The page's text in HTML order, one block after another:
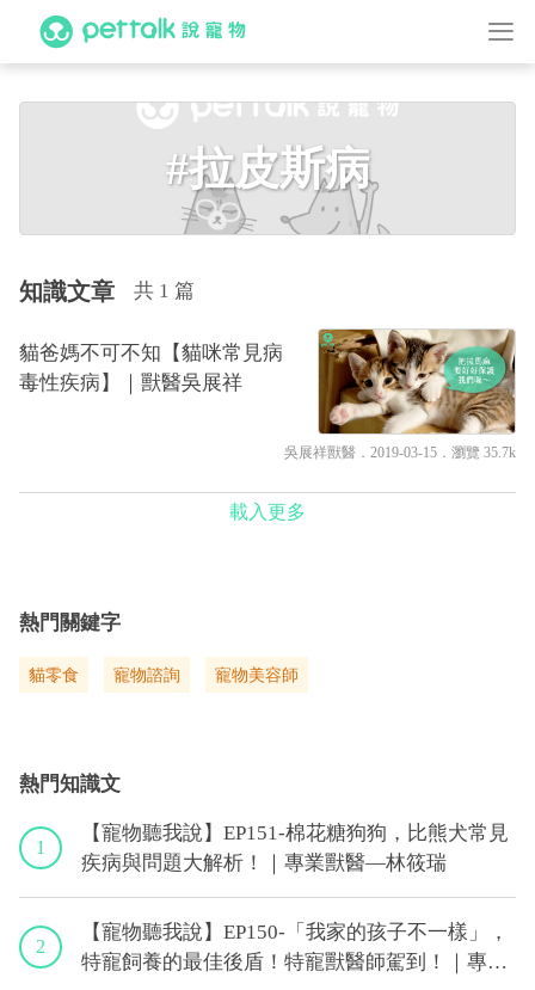
#拉皮斯病
知識文章 共 1 篇
貓爸媽不可不知【貓咪常見病
毒性疾病】｜獸醫吳展祥
吳展祥獸醫 ．2019-03-15． 瀏覽 35.7k
載入更多
熱門關鍵字
貓零食 寵物諮詢 寵物美容師
熱門知識文
1
【寵物聽我說】EP151-棉花糖狗狗，比熊犬常見
疾病與問題大解析！｜專業獸醫—林筱瑞
2
【寵物聽我說】EP150-「我家的孩子不一樣」，
特寵飼養的最佳後盾！特寵獸醫師駕到！｜專業